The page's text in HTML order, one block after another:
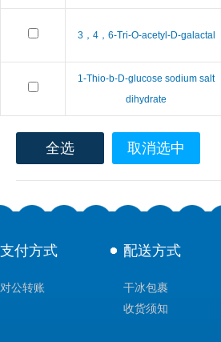
3，4，6-Tri-O-acetyl-D-galactal
1-Thio-b-D-glucose sodium salt
dihydrate
全选 取消选中
支付方式
对公转账
配送方式
干冰包裹
收货须知